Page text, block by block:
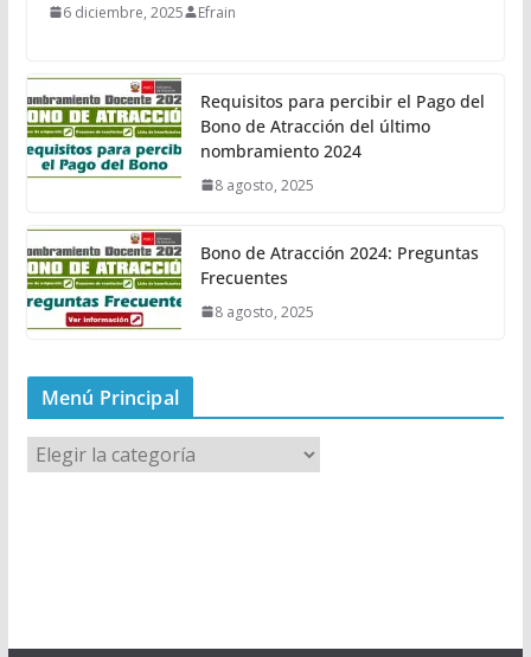
6 diciembre, 2025 Efrain
Requisitos para percibir el Pago del
Bono de Atracción del último
nombramiento 2024
8 agosto, 2025
Bono de Atracción 2024: Preguntas
Frecuentes
8 agosto, 2025
Menú Principal
M
e